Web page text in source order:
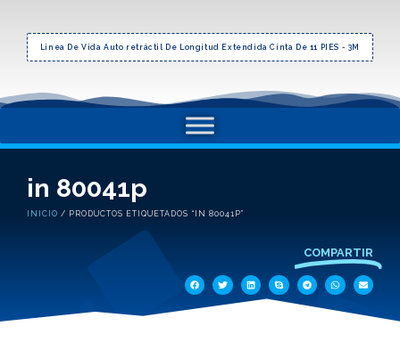
Linea De Vida Auto retráctil De Longitud Extendida Cinta De 11 PIES - 3M
in 80041p
INICIO / PRODUCTOS ETIQUETADOS “IN 80041P”
COMPARTIR